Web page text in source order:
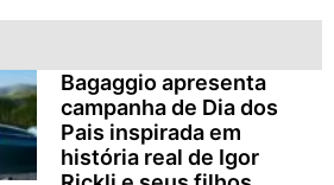
Bagaggio apresenta
campanha de Dia dos
Pais inspirada em
história real de Igor